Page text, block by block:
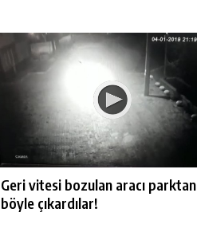
Geri vitesi bozulan aracı parktan
böyle çıkardılar!